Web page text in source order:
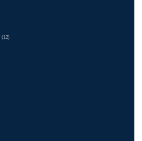
(12)